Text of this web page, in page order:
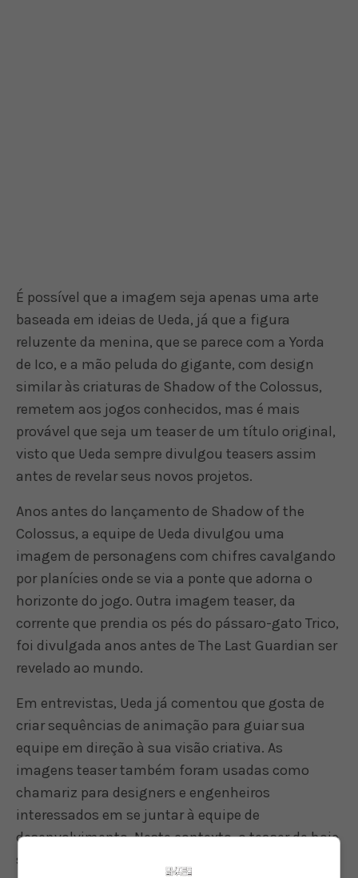
É possível que a imagem seja apenas uma arte
baseada em ideias de Ueda, já que a figura
reluzente da menina, que se parece com a Yorda
de Ico, e a mão peluda do gigante, com design
similar às criaturas de Shadow of the Colossus,
remetem aos jogos conhecidos, mas é mais
provável que seja um teaser de um título original,
visto que Ueda sempre divulgou teasers assim
antes de revelar seus novos projetos.
Anos antes do lançamento de Shadow of the
Colossus, a equipe de Ueda divulgou uma
imagem de personagens com chifres cavalgando
por planícies onde se via a ponte que adorna o
horizonte do jogo. Outra imagem teaser, da
corrente que prendia os pés do pássaro-gato Trico,
foi divulgada anos antes de The Last Guardian ser
revelado ao mundo.
Em entrevistas, Ueda já comentou que gosta de
criar sequências de animação para guiar sua
equipe em direção à sua visão criativa. As
imagens teaser também foram usadas como
chamariz para designers e engenheiros
interessados em se juntar à equipe de
desenvolvimento. Neste contexto, o teaser de hoje
seria a primeira amostra do próximo projeto do